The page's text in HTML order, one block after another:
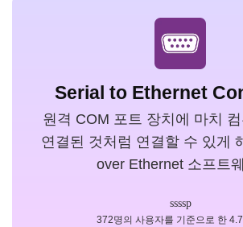
Serial to Ethernet
원격 COM 포트 장치에 마치
연결된 것처럼 연결할 수 있게
over Ethernet 소프트
372명의 사용자를 기준으로 한 4.7